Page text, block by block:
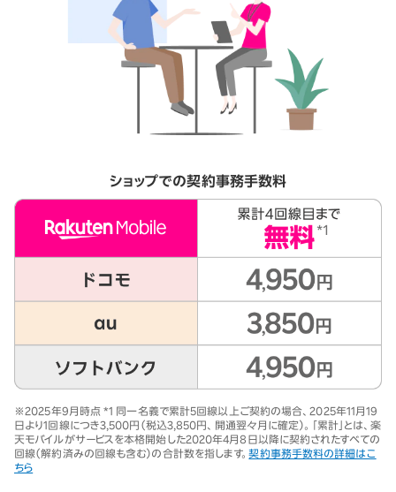
ショップでの契約事務手数料
※2025年9月時点 *1 同一名義で累計5回線以上ご契約の場合、2025年11月19
日より1回線につき3,500円（税込3,850円、開通翌々月に確定）。「累計」とは、楽
天モバイルがサービスを本格開始した2020年4月8日以降に契約されたすべての
回線（解約済みの回線も含む）の合計数を指します。契約事務手数料の詳細はこ
ちら